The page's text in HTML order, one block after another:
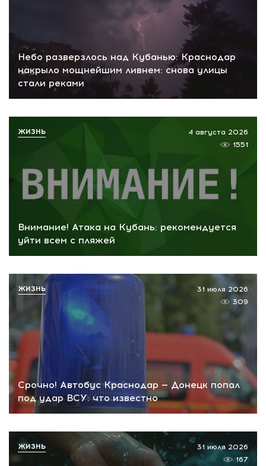
Небо разверзлось над Кубанью: Краснодар
накрыло мощнейшим ливнем: снова улицы
стали реками
Внимание! Атака на Кубань: рекомендуется
уйти всем с пляжей
4 августа 2026
1551
ЖИЗНЬ
Срочно! Автобус Краснодар — Донецк попал
под удар ВСУ: что известно
31 июля 2026
309
ЖИЗНЬ
31 июля 2026
167
ЖИЗНЬ